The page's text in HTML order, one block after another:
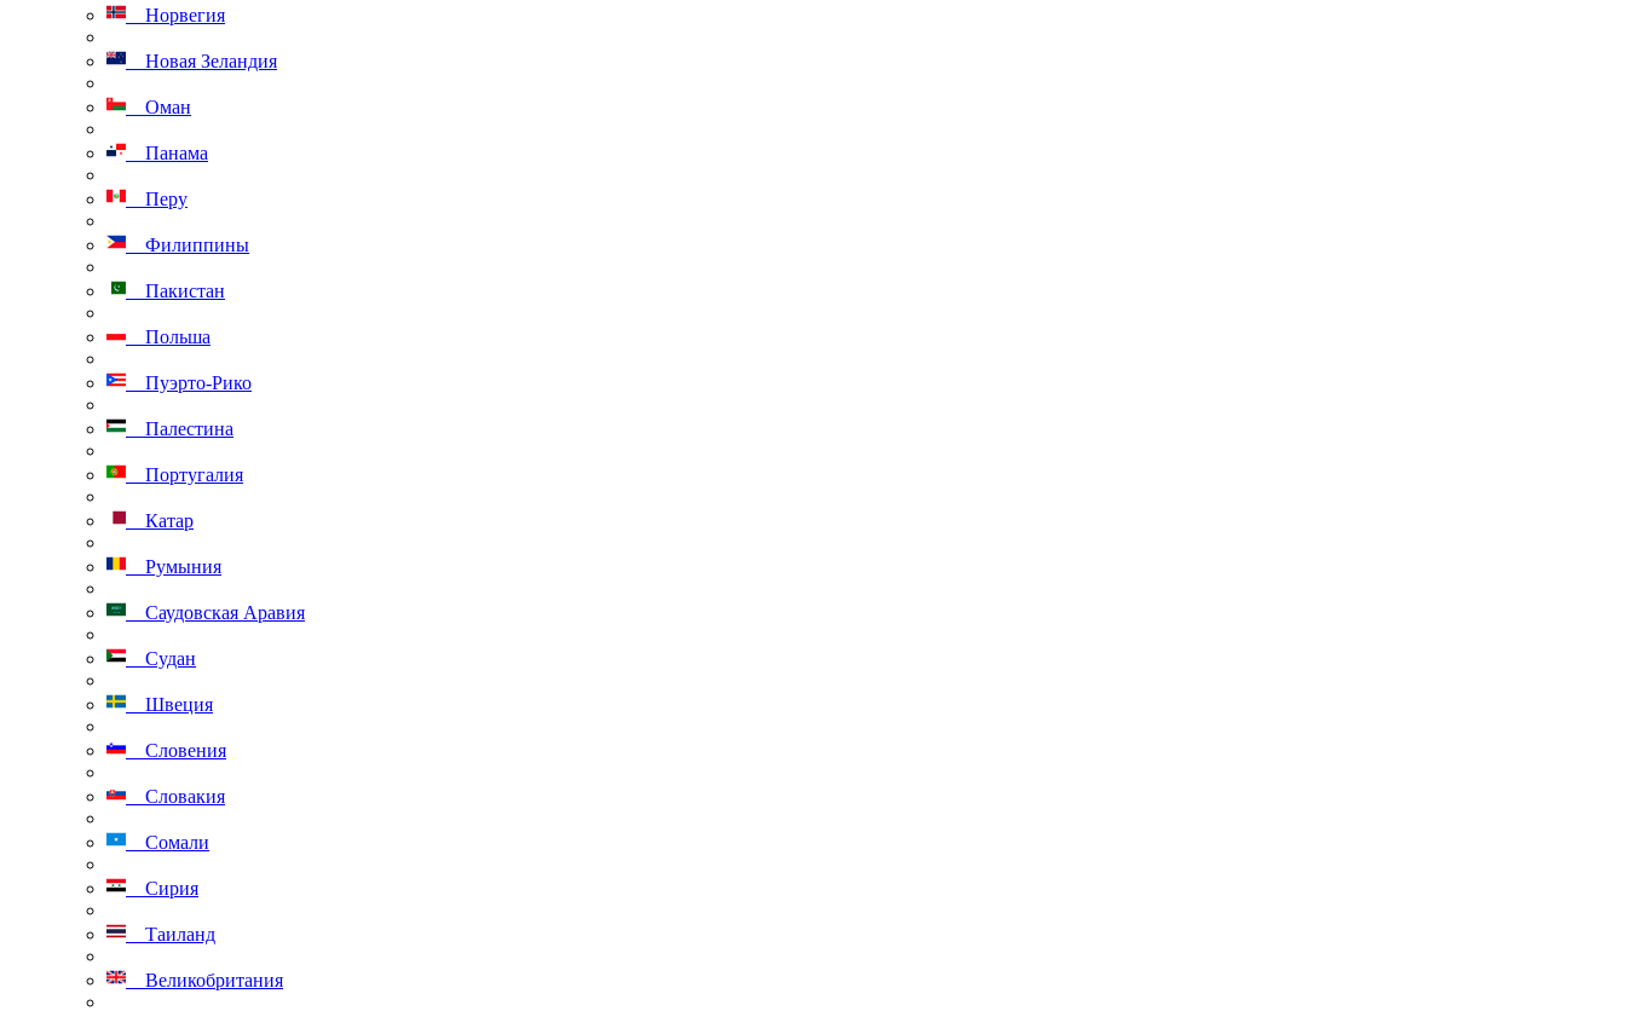
Норвегия
Новая Зеландия
Оман
Панама
Перу
Филиппины
Пакистан
Польша
Пуэрто-Рико
Палестина
Португалия
Катар
Румыния
Саудовская Аравия
Судан
Швеция
Словения
Словакия
Сомали
Сирия
Таиланд
Великобритания